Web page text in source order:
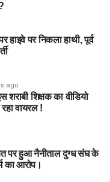
हाइवे पर निकला हाथी, पूर्व
ago
शिक्षक का वीडियो
वायरल !
पर हुआ नैनीताल दुग्ध संघ के
का आरोप।